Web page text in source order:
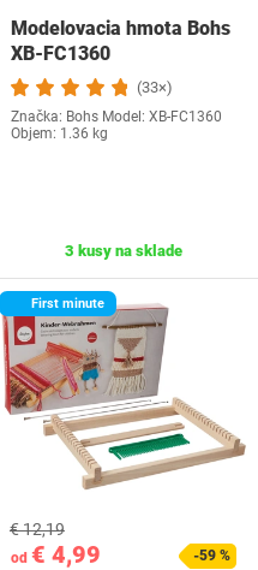
Modelovacia hmota Bohs
XB-FC1360
(33×)
Značka: Bohs Model: ‎XB-FC1360
Objem: 1.36 kg
3 kusy na sklade
First minute
od € 4,99
€ 12,19
-59 %